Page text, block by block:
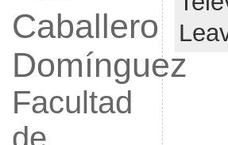
Caballero
Domínguez
Facultad
de